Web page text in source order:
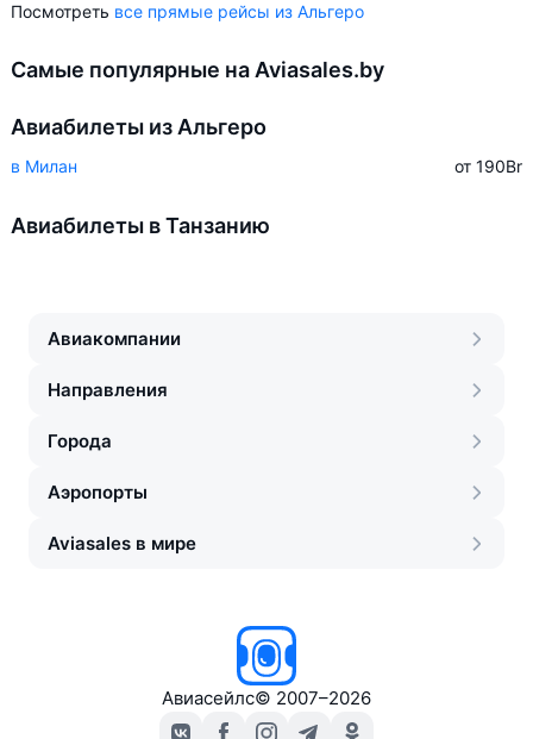
Посмотреть все прямые рейсы из Альгеро
Самые популярные на Aviasales.by
Авиабилеты из Альгеро
в Милан от 190Br
Авиабилеты в Танзанию
Авиакомпании
Направления
Города
Аэропорты
Aviasales в мире
Авиасейлс© 2007–2026